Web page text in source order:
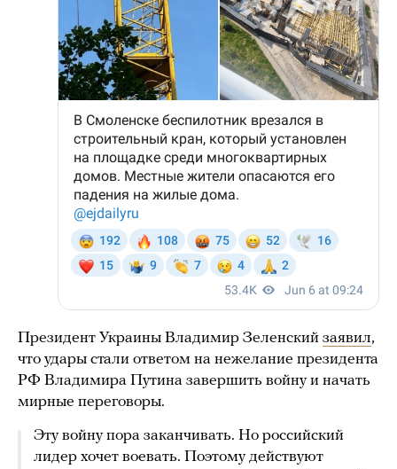
Президент Украины Владимир Зеленский заявил,
что удары стали ответом на нежелание президента
РФ Владимира Путина завершить войну и начать
мирные переговоры.
Эту войну пора заканчивать. Но российский
лидер хочет воевать. Поэтому действуют